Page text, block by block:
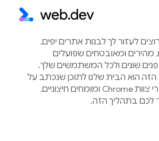
לעזור לך לבנות אתרים יפים,
ומאובטחים שפועלים
שונים ולכל המשתמשים שלך.
הוא הבית שלנו לתוכן שנכתב על
ידי חברי צוות Chrome ומומחים חיצוניים,
בתהליך הזה.